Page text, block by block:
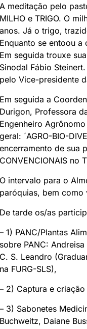
A meditação pelo
MILHO e TRIGO. O
anos. Já o trigo,
Enquanto se entoou a
Em seguida trouxe
Sinodal Fábio
pelo Vice-presidente
Em seguida a
Durigon, Professora
Engenheiro
geral: ´AGRO-BIO-
encerramento de sua
CONVENCIONAIS no
O intervalo para o
paróquias, bem como
De tarde os/as
– 1) PANC/Plantas
sobre PANC:
C. S. Leandro
na FURG-SLS),
– 2) Captura e
– 3) Sabonetes
Buchweitz, Daiane